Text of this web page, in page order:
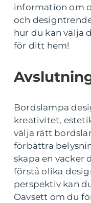
information om
och
hur du kan välja
för ditt hem!
Bordslampa
kreativitet,
välja rätt
förbättra
skapa en vacker
förstå olika
perspektiv kan
Oavsett om du